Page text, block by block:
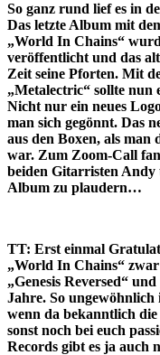
So ganz rund lief es in
Das letzte Album mit
„World In Chains“
veröffentlicht und das
Zeit seine Pforten. Mit
„Metalectric“ sollte nun
Nicht nur ein neues
man sich gegönnt. Das
aus den Boxen, als man
war. Zum Zoom-Call
beiden Gitarristen
Album zu plaudern…
TT: Erst einmal
„World In Chains“
„Genesis Reversed“
Jahre. So
wenn da bekanntlich die
sonst noch bei euch
Records gibt es ja auch